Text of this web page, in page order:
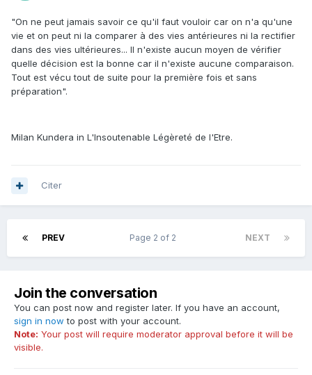
"On ne peut jamais savoir ce qu'il faut vouloir car on n'a qu'une
vie et on peut ni la comparer à des vies antérieures ni la rectifier
dans des vies ultérieures... Il n'existe aucun moyen de vérifier
quelle décision est la bonne car il n'existe aucune comparaison.
Tout est vécu tout de suite pour la première fois et sans
préparation".
Milan Kundera in L'Insoutenable Légèreté de l'Etre.
Citer
PREV NEXT
Page 2 of 2
Join the conversation
You can post now and register later. If you have an account,
sign in now to post with your account.
Note: Your post will require moderator approval before it will be
visible.